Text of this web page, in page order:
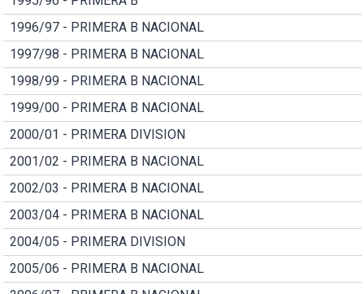
1996/97 - PRIMERA B NACIONAL
1997/98 - PRIMERA B NACIONAL
1998/99 - PRIMERA B NACIONAL
1999/00 - PRIMERA B NACIONAL
2000/01 - PRIMERA DIVISION
2001/02 - PRIMERA B NACIONAL
2002/03 - PRIMERA B NACIONAL
2003/04 - PRIMERA B NACIONAL
2004/05 - PRIMERA DIVISION
2005/06 - PRIMERA B NACIONAL